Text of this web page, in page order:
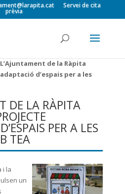
Servei de cita
prèvia
L’Ajuntament de la Ràpita
d’espais per a les
DE LA RÀPITA
PER A LES
TEA
i la
un